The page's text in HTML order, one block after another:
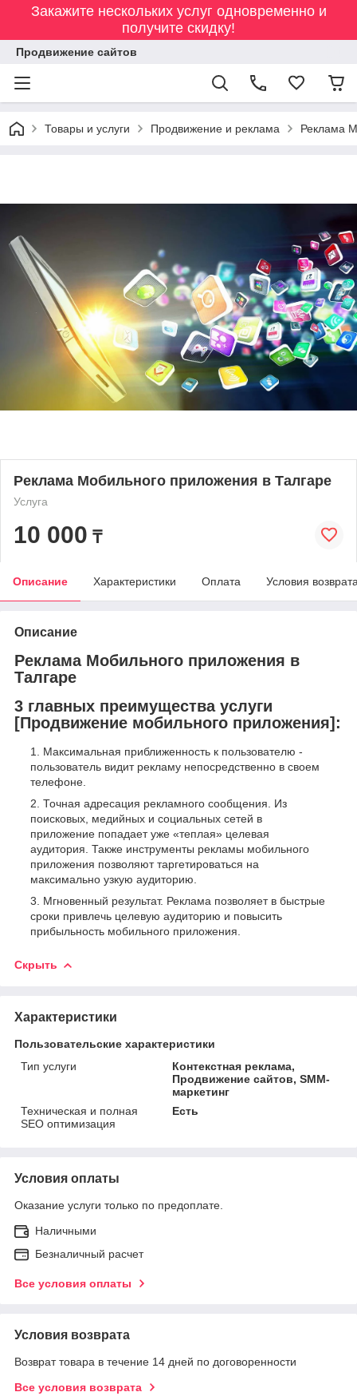
Закажите нескольких услуг одновременно и
получите скидку!
Продвижение сайтов
Товары и услуги Продвижение и реклама Реклама
Реклама Мобильного приложения в Талгаре
Услуга
10 000 ₸
Описание Характеристики Оплата Условия
Описание
Реклама Мобильного приложения в
Талгаре
3 главных преимущества услуги
[Продвижение мобильного приложения]:
Максимальная приближенность к пользователю -
пользователь видит рекламу непосредственно в своем
телефоне.
Точная адресация рекламного сообщения. Из
поисковых, медийных и социальных сетей в
приложение попадает уже «теплая» целевая
аудитория. Также инструменты рекламы мобильного
приложения позволяют таргетироваться на
максимально узкую аудиторию.
Мгновенный результат. Реклама позволяет в быстрые
сроки привлечь целевую аудиторию и повысить
прибыльность мобильного приложения.
Скрыть
Характеристики
Пользовательские характеристики
Тип услуги
Контекстная реклама,
Продвижение сайтов, SMM-
маркетинг
Техническая и полная
SEO оптимизация
Есть
Условия оплаты
Оказание услуги только по предоплате.
Наличными
Безналичный расчет
Все условия оплаты
Условия возврата
Возврат товара в течение 14 дней по договоренности
Все условия возврата